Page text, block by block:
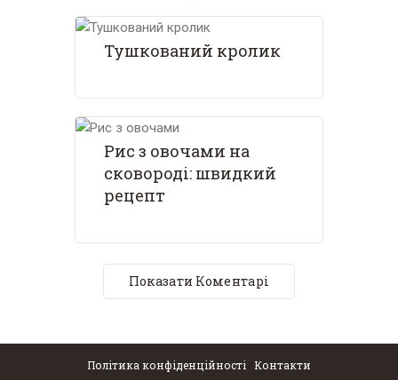
Тушкований кролик
Рис з овочами на
сковороді: швидкий
рецепт
Показати Коментарі
Політика конфіденційності Контакти